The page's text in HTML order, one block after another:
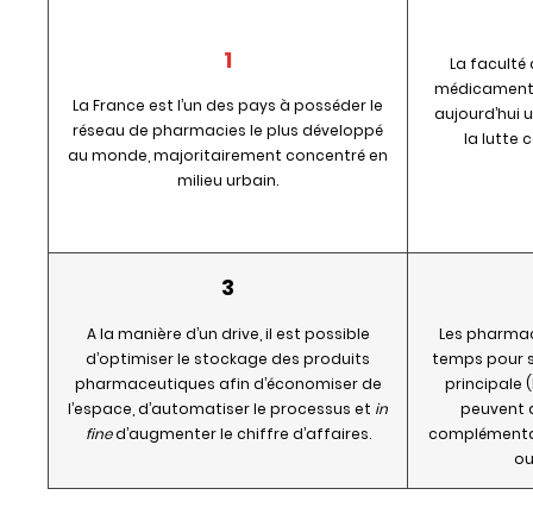
1
La France est l’un des pays à posséder le
réseau de pharmacies le plus développé
au monde, majoritairement concentré en
milieu urbain.
La faculté
aujourd’hui
la lutte
3
A la manière d’un drive, il est possible
d’optimiser le stockage des produits
pharmaceutiques afin d’économiser de
l’espace, d’automatiser le processus et in
fined’augmenter le chiffre d’affaires.
Les
temps pour
principale
peuvent